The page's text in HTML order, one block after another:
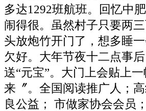
多达1292班航班。回忆中
闹得很。虽然村子只要两
头放炮竹开门了，想多睡
欠好。大年节夜十二点事
送“元宝”。大门上会贴上
来〞。全国阅读推广人；
良公益； 市做家协会会员